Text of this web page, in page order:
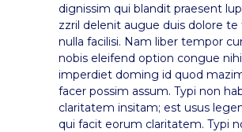
dignissim qui blandit praesent
zzril delenit augue duis dolore
nulla facilisi. Nam liber tempor
nobis eleifend option congue
imperdiet doming id quod
facer possim assum. Typi non
claritatem insitam; est usus
qui facit eorum claritatem. Typi